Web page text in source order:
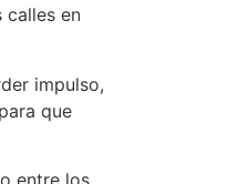
calles en
impulso,
que
entre los